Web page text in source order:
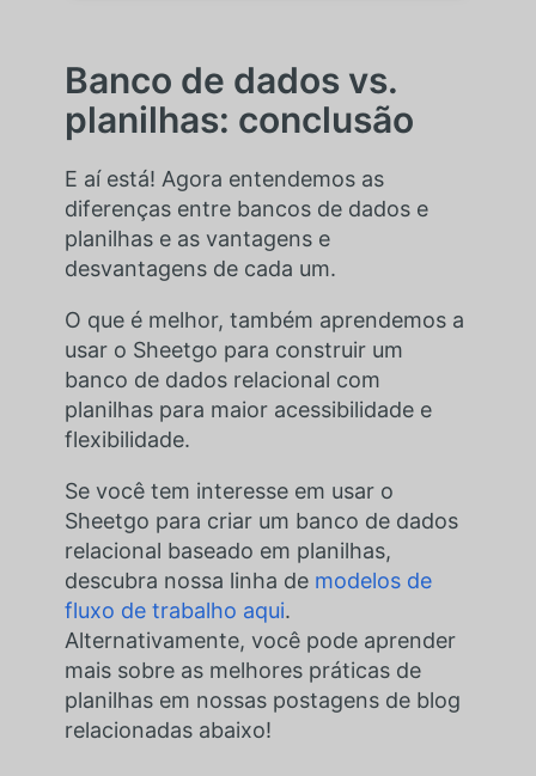
Banco de dados vs.
planilhas: conclusão
E aí está! Agora entendemos as
diferenças entre bancos de dados e
planilhas e as vantagens e
desvantagens de cada um.
O que é melhor, também aprendemos a
usar o Sheetgo para construir um
banco de dados relacional com
planilhas para maior acessibilidade e
flexibilidade.
Se você tem interesse em usar o
Sheetgo para criar um banco de dados
relacional baseado em planilhas,
descubra nossa linha de modelos de
fluxo de trabalho aqui.
Alternativamente, você pode aprender
mais sobre as melhores práticas de
planilhas em nossas postagens de blog
relacionadas abaixo!